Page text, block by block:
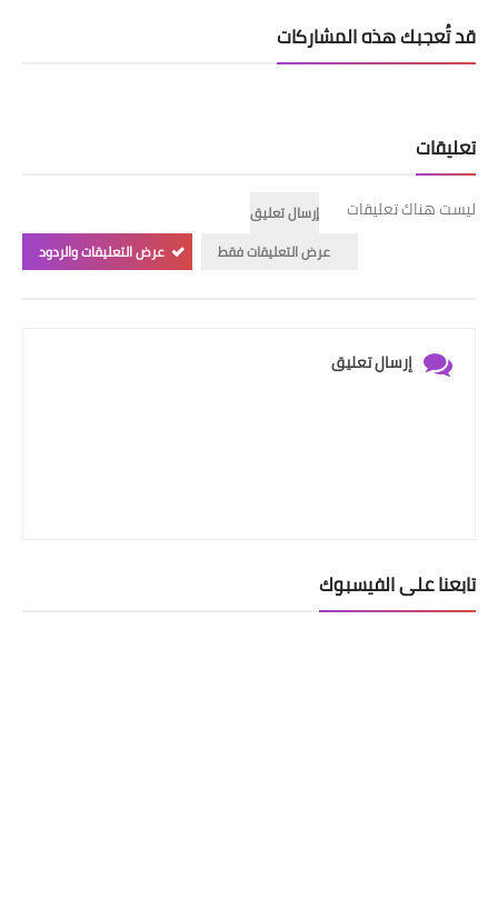
قد تُعجبك هذه المشاركات
تعليقات
ليست هناك تعليقات
إرسال تعليق
عرض التعليقات فقط
عرض التعليقات والردود
إرسال تعليق
تابعنا على الفيسبوك